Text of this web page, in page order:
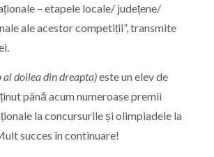
– etapele locale/ județene/
ale acestor competiții”, transmite
al doilea din dreapta)este un elev de
până acum numeroase premii
la concursurile și olimpiadele la
succes în continuare!